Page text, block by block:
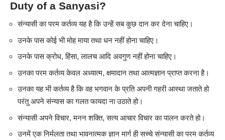
Duty of a Sanyasi?
संन्यासी का परम कर्तव्य यह है कि उन्हें सब कुछ दान कर देना चाहिए।
उनके पास कोई भी मोह माया तथा धन नहीं होना चाहिए।
उनके पास क्रोध, हिंसा, लालच आदि अवगुण नहीं होना चाहिए।
उनका परम कर्तव्य केवल अध्यात्म, क्षमादान तथा आत्मज्ञान प्राप्त करना है।
उनका यह भी कर्तव्य है कि वह भगवान के प्रति अपनी गहरी आस्था जताते हो
परंतु अपने संन्यास का गलत फायदा ना उठाते हो।
संन्यासी अपने विचार, मनन शक्ति, सत्य आचार विचार का पालन करते हो।
उनमें एक निर्मलता तथा भावनात्मक ज्ञान मार्ग ही सच्चे संन्यासी का परम कर्तव्य